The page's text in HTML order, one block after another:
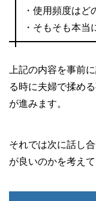
・使用頻度はど
・そもそも本当
上記の内容を事前
る時に夫婦で揉め
が進みます。
それでは次に話し
が良いのかを考えて